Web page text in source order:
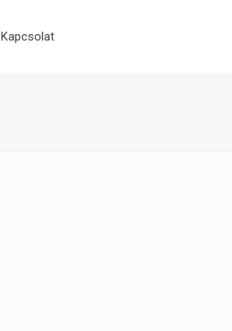
Kapcsolat